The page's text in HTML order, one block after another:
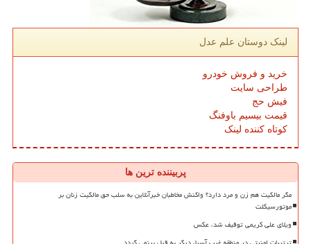
لینک دوستان علم عدل
خرید و فروش خودرو
طراحی سایت
فیش حج
قیمت بیسیم باوفنگ
کوتاه کننده لینک
پربیننده ترین ها
مگر مالکیت هم زن و مرد دارد؟ واکنش مخاطبان خبرآنلاین به سلب حق مالکیت زنان بر
موتورسیکلت
ویلای علی کریمی توقیف شد، عکس